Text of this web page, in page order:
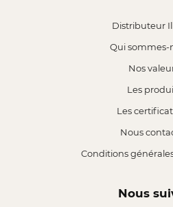
Distributeur
Qui sommes-
Nos
Les
Les
Nous
Conditions
Nous